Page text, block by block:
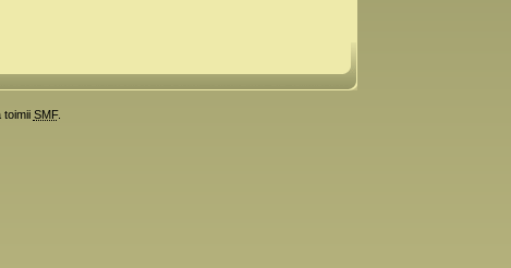
toimii SMF.